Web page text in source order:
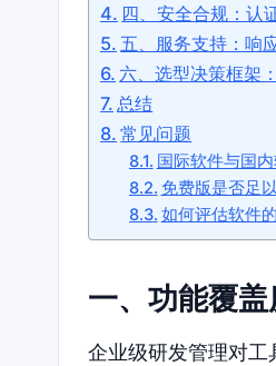
四、安全合规：认
五、服务支持：响
六、选型决策框架
总结
常见问题
国际软件与国
免费版是否足
如何评估软件
一、功能覆
企业级研发管理对